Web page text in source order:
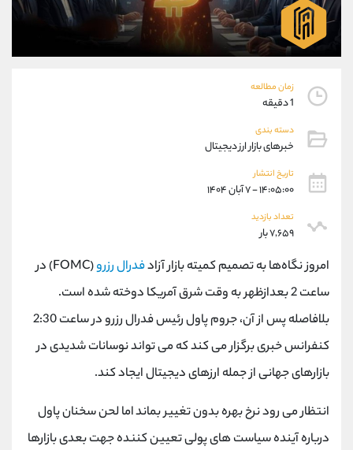
زمان مطالعه
1 دقیقه
دسته بندی
خبرهای بازار ارز دیجیتال
تاریخ انتشار
۱۴:۰۵:۰۰ - ۷ آبان ۱۴۰۴
تعداد بازدید
۷,۶۵۹ بار
امروز نگاه‌ها به تصمیم کمیته بازار آزادفدرال رزرو
(FOMC) در
ساعت 2 بعدازظهر به وقت شرق آمریکا دوخته شده است.
بلافاصله پس از آن، جروم پاول رئیس فدرال رزرو در ساعت 2:30
کنفرانس خبری برگزار می کند که می تواند نوسانات شدیدی در
بازارهای جهانی از جمله ارزهای دیجیتال ایجاد کند.
انتظار می رود نرخ بهره بدون تغییر بماند اما لحن سخنان پاول
درباره آینده سیاست های پولی تعیین کننده جهت بعدی بازارها
09101364784
واتساپ شروع گفتگو
تلگرام @Armteam_admin_104
پشتیبان فروش
موبایل
واتساپ
تلگرام
داخلی
اطلاعات تماس
021-22021030
بدون پیش شماره 90001030
اینستاگرام @alireza.mehrabii
کانال تلگرام @alirezamehrabi_com